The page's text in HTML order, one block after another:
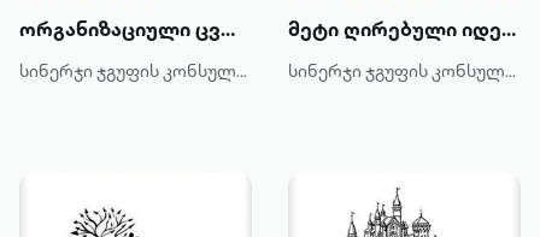
ორგანიზაციული ცვლილებები 5
სინერჯი ჯგუფის კონსულტანტები
მეტი ღირებული იდეებისთვის
სინერჯი ჯგუფის კონსულტანტები